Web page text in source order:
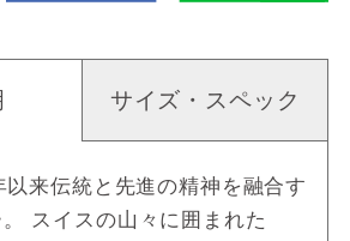
サイズ・スペック
以来伝統と先進の精神を融合す
スイスの山々に囲まれた